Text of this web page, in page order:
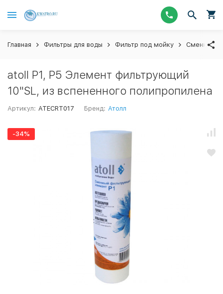
Главная Фильтры для воды Фильтр под мойку Сменные
atoll P1, P5 Элемент фильтрующий
10"SL, из вспененного полипропилена
Артикул: ATECRT017 Бренд: Атолл
-34%